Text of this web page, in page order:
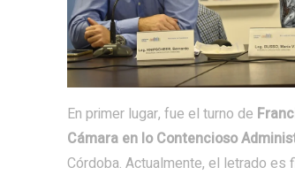
En primer lugar, fue el turno de
Cámara en lo Contencioso
Córdoba. Actualmente, el letrado es